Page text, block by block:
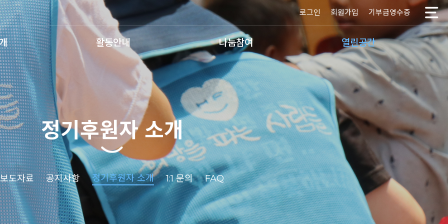
활동안내 나눔참여 열린공간
로그인 회원가입 기부금영수증
정기후원자 소개
보도자료 공지사항 정기후원자 소개 1:1 문의 FAQ